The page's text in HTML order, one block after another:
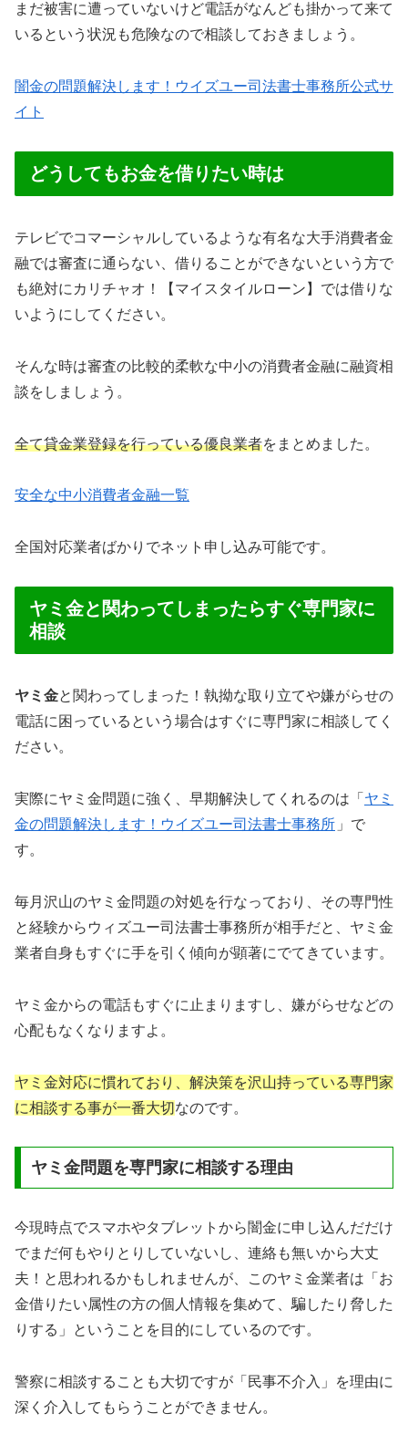
まだ被害に遭っていないけど電話がなんども掛かって来て
いるという状況も危険なので相談しておきましょう。
闇金の問題解決します！ウイズユー司法書士事務所公式サ
イト
どうしてもお金を借りたい時は
テレビでコマーシャルしているような有名な大手消費者金
融では審査に通らない、借りることができないという方で
も絶対にカリチャオ！【マイスタイルローン】では借りな
いようにしてください。
そんな時は審査の比較的柔軟な中小の消費者金融に融資相
談をしましょう。
全て貸金業登録を行っている優良業者をまとめました。
安全な中小消費者金融一覧
全国対応業者ばかりでネット申し込み可能です。
ヤミ金と関わってしまったらすぐ専門家に
相談
ヤミ金と関わってしまった！執拗な取り立てや嫌がらせの
電話に困っているという場合はすぐに専門家に相談してく
ださい。
実際にヤミ金問題に強く、早期解決してくれるのは「 ヤミ
金の問題解決します！ウイズユー司法書士事務所 」で
す。
毎月沢山のヤミ金問題の対処を行なっており、その専門性
と経験からウィズユー司法書士事務所が相手だと、ヤミ金
業者自身もすぐに手を引く傾向が顕著にでてきています。
ヤミ金からの電話もすぐに止まりますし、嫌がらせなどの
心配もなくなりますよ。
ヤミ金対応に慣れており、解決策を沢山持っている専門家
に相談する事が一番大切なのです。
ヤミ金問題を専門家に相談する理由
今現時点でスマホやタブレットから闇金に申し込んだだけ
でまだ何もやりとりしていないし、連絡も無いから大丈
夫！と思われるかもしれませんが、このヤミ金業者は「お
金借りたい属性の方の個人情報を集めて、騙したり脅した
りする」ということを目的にしているのです。
警察に相談することも大切ですが「民事不介入」を理由に
深く介入してもらうことができません。